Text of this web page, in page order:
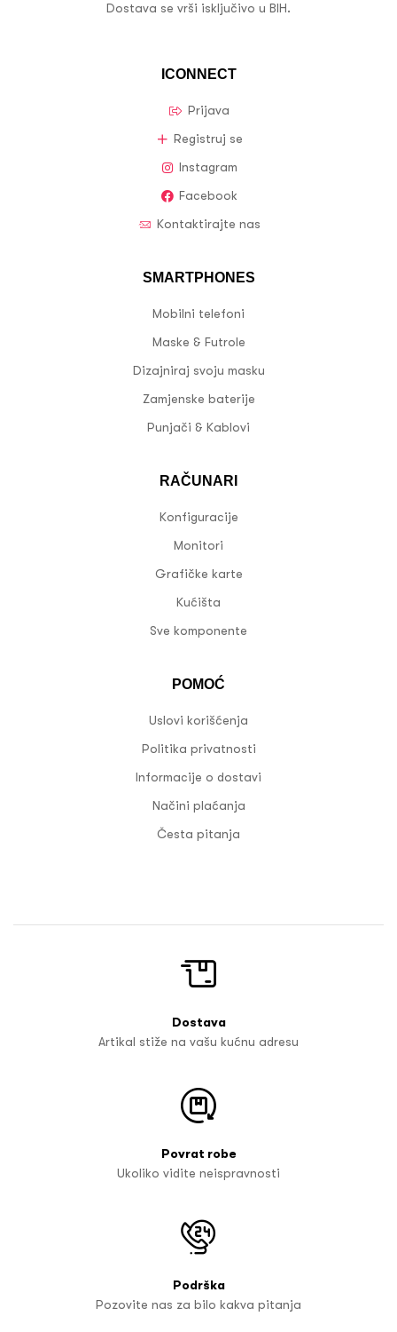
ICONNECT
Prijava
Registruj se
Instagram
Facebook
Kontaktirajte nas
SMARTPHONES
Mobilni telefoni
Maske & Futrole
Dizajniraj svoju masku
Zamjenske baterije
Punjači & Kablovi
RAČUNARI
Konfiguracije
Monitori
Grafičke karte
Kućišta
Sve komponente
POMOĆ
Uslovi korišćenja
Politika privatnosti
Informacije o dostavi
Načini plaćanja
Česta pitanja
Dostava se vrši isključivo u BIH.
Dostava
Artikal stiže na vašu kućnu adresu
Povrat robe
Ukoliko vidite neispravnosti
Podrška
Pozovite nas za bilo kakva pitanja